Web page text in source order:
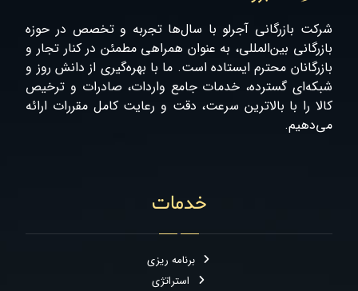
شرکت بازرگانی آجرلو با سال‌ها تجربه و تخصص در حوزه
بازرگانی بین‌المللی، به عنوان همراهی مطمئن در کنار تجار و
بازرگانان محترم ایستاده است. ما با بهره‌گیری از دانش روز و
شبکه‌ای گسترده، خدمات جامع واردات، صادرات و ترخیص
کالا را با بالاترین سرعت، دقت و رعایت کامل مقررات ارائه
می‌دهیم.
خدمات
برنامه ریزی
استراتژی